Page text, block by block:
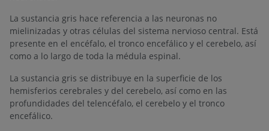
La sustancia gris hace referencia a las neuronas no
mielinizadas y otras células del sistema nervioso central. Está
presente en el encéfalo, el tronco encefálico y el cerebelo, así
como a lo largo de toda la médula espinal.
La sustancia gris se distribuye en la superficie de los
hemisferios cerebrales y del cerebelo, así como en las
profundidades del telencéfalo, el cerebelo y el tronco
encefálico.